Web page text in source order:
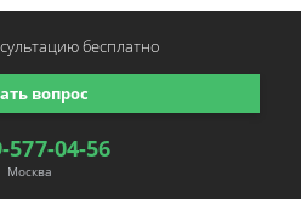
577-04-56
Москва
вопрос
бесплатно